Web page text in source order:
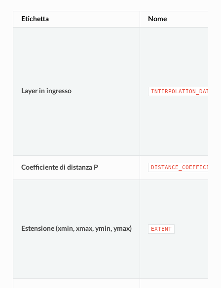
Etichetta Nome
Layer in ingresso INTERPOLATION_DATA
Coefficiente di distanza P DISTANCE_COEFFICIENT
Estensione (xmin, xmax, ymin, ymax) EXTENT